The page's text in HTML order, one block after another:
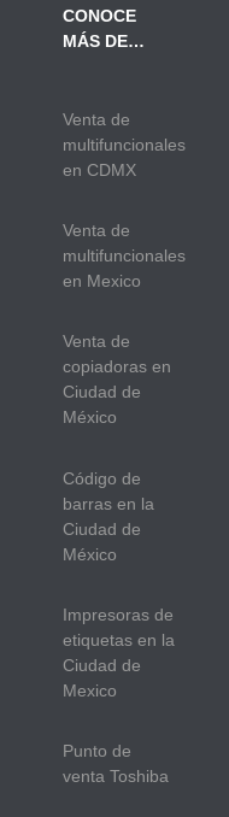
CONOCE
MÁS DE…
Venta de
multifuncionales
en CDMX
Venta de
multifuncionales
en Mexico
Venta de
copiadoras en
Ciudad de
México
Código de
barras en la
Ciudad de
México
Impresoras de
etiquetas en la
Ciudad de
Mexico
Punto de
venta Toshiba